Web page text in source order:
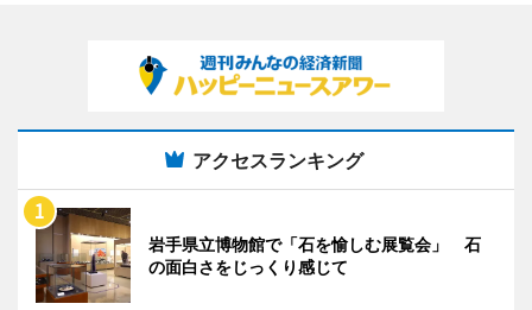
アクセスランキング
岩手県立博物館で「石を愉しむ展覧会」 石
の面白さをじっくり感じて